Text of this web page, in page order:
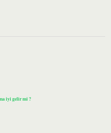
iyi gelir mi ?